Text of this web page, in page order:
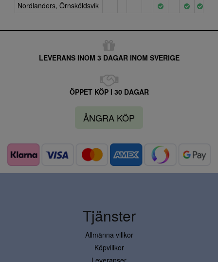
Nordlanders, Örnsköldsvik
LEVERANS INOM 3 DAGAR INOM SVERIGE
ÖPPET KÖP I 30 DAGAR
ÅNGRA KÖP
Tjänster
Allmänna villkor
Köpvillkor
Leveranser